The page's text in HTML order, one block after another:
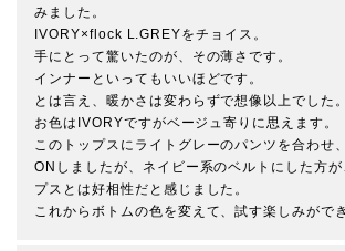
みました。
IVORY×flock L.GREYをチョイス。
手にとって驚いたのが、その薄さです。
インナーといってもいいほどです。
とは言え、暖かさは変わらずで想像以上でした。
お色はIVORYですがベージュ寄りに思えます。
このトップスにライトグレーのパンツを合わせ
ONしましたが、ネイビー系のベルトにした方
プスとは好相性だと感じました。
これからボトムの色を変えて、試す楽しみがで